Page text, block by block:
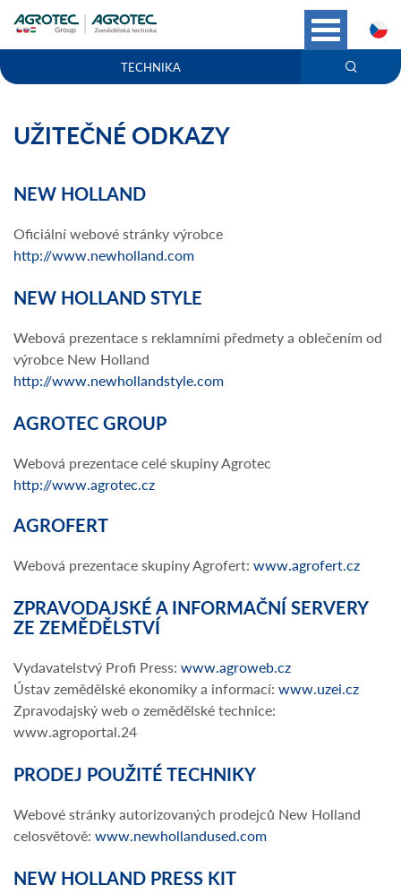
TECHNIKA
UŽITEČNÉ ODKAZY
NEW HOLLAND
Oficiální webové stránky výrobce
http://www.newholland.com
NEW HOLLAND STYLE
Webová prezentace s reklamními předmety a oblečením od
výrobce New Holland
http://www.newhollandstyle.com
AGROTEC GROUP
Webová prezentace celé skupiny Agrotec
http://www.agrotec.cz
AGROFERT
Webová prezentace skupiny Agrofert: www.agrofert.cz
ZPRAVODAJSKÉ A INFORMAČNÍ SERVERY
ZE ZEMĚDĚLSTVÍ
Vydavatelstvý Profi Press: www.agroweb.cz
Ústav zemědělské ekonomiky a informací: www.uzei.cz
Zpravodajský web o zemědělské technice:
www.agroportal.24
PRODEJ POUŽITÉ TECHNIKY
Webové stránky autorizovaných prodejců New Holland
celosvětově: www.newhollandused.com
NEW HOLLAND PRESS KIT